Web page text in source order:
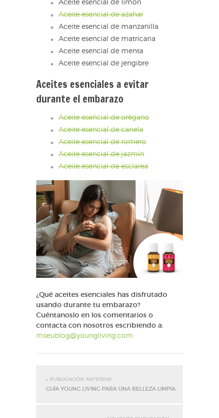
Aceite esencial de limón
Aceite esencial de azahar
Aceite esencial de manzanilla
Aceite esencial de matricaria
Aceite esencial de menta
Aceite esencial de jengibre
Aceites esenciales a evitar
durante el embarazo
Aceite esencial de orégano
Aceite esencial de canela
Aceite esencial de romero
Aceite esencial de jazmín
Aceite esencial de esclarea
¿Qué aceites esenciales has disfrutado
usando durante tu embarazo?
Cuéntanoslo en los comentarios o
contacta con nosotros escribiendo a:
mseublog@youngliving.com
« PUBLICACIÓN ANTERIOR
GUÍA YOUNG LIVING PARA UNA BELLEZA LIMPIA